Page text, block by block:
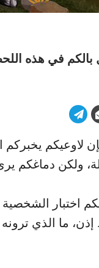
بالكم في هذه
لاوعيكم يخبركم
ولكن دماغكم
اختبار الشخصية
إذن، ما الذي ترونه